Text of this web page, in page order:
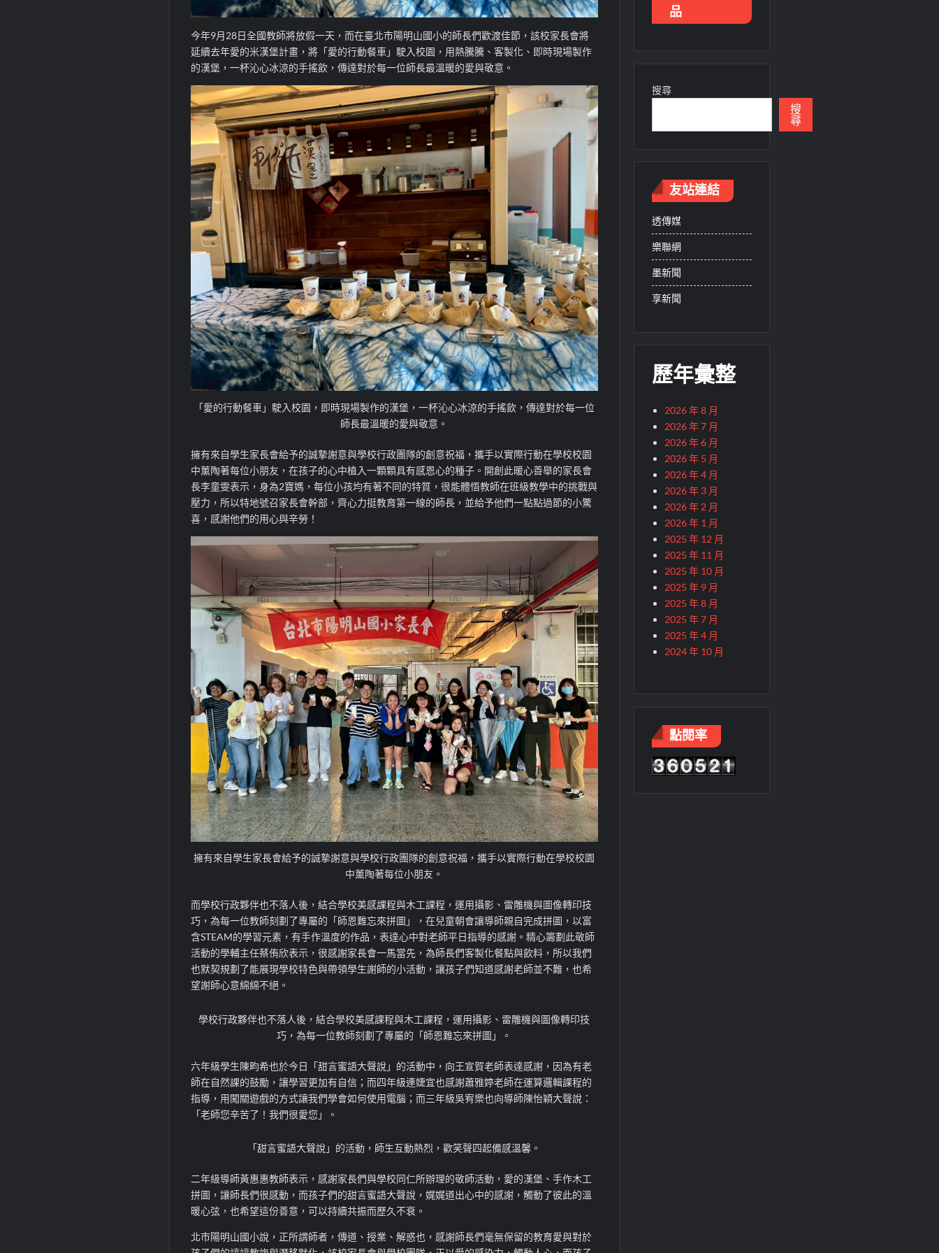
今年9月28日全國教師將放假一天，而在臺北市陽明山國小的師長們歡渡佳節，該校家長會將
延續去年愛的米漢堡計畫，將「愛的行動餐車」駛入校園，用熱騰騰、客製化、即時現場製作
的漢堡，一杯沁心冰涼的手搖飲，傳達對於每一位師長最溫暖的愛與敬意。
「愛的行動餐車」駛入校園，即時現場製作的漢堡，一杯沁心冰涼的手搖飲，傳達對於每一位
師長最溫暖的愛與敬意。
擁有來自學生家長會給予的誠摯謝意與學校行政團隊的創意祝福，攜手以實際行動在學校校園
中薰陶著每位小朋友，在孩子的心中植入一顆顆具有感恩心的種子。開創此暖心善舉的家長會
長李童雯表示，身為2寶媽，每位小孩均有著不同的特質，很能體悟教師在班級教學中的挑戰與
壓力，所以特地號召家長會幹部，齊心力挺教育第一線的師長，並給予他們一點點過節的小驚
喜，感謝他們的用心與辛勞！
擁有來自學生家長會給予的誠摯謝意與學校行政團隊的創意祝福，攜手以實際行動在學校校園
中薰陶著每位小朋友。
而學校行政夥伴也不落人後，結合學校美感課程與木工課程，運用攝影、雷雕機與圖像轉印技
巧，為每一位教師刻劃了專屬的「師恩難忘來拼圖」，在兒童朝會讓導師親自完成拼圖，以富
含STEAM的學習元素，有手作溫度的作品，表達心中對老師平日指導的感謝。精心籌劃此敬師
活動的學輔主任蔡侑欣表示，很感謝家長會一馬當先，為師長們客製化餐點與飲料，所以我們
也默契規劃了能展現學校特色與帶領學生謝師的小活動，讓孩子們知道感謝老師並不難，也希
望謝師心意綿綿不絕。
學校行政夥伴也不落人後，結合學校美感課程與木工課程，運用攝影、雷雕機與圖像轉印技
巧，為每一位教師刻劃了專屬的「師恩難忘來拼圖」。
六年級學生陳畇希也於今日「甜言蜜語大聲說」的活動中，向王宣賀老師表達感謝，因為有老
師在自然課的鼓勵，讓學習更加有自信；而四年級連婕宜也感謝蕭雅婷老師在運算邏輯課程的
指導，用闖關遊戲的方式讓我們學會如何使用電腦；而三年級吳宥樂也向導師陳怡穎大聲說：
「老師您辛苦了！我們很愛您」。
「甜言蜜語大聲說」的活動，師生互動熱烈，歡笑聲四起備感溫馨。
二年級導師黃惠惠教師表示，感謝家長們與學校同仁所辦理的敬師活動，愛的漢堡、手作木工
拼圖，讓師長們很感動，而孩子們的甜言蜜語大聲說，娓娓道出心中的感謝，觸動了彼此的溫
暖心弦，也希望這份善意，可以持續共振而歷久不衰。
北市陽明山國小說，正所謂師者，傳道、授業、解惑也，感謝師長們毫無保留的教育愛與對於
品
搜尋
搜
尋
友站連結
透傳媒
樂聯網
墨新聞
享新聞
歷年彙整
2026 年 8 月
2026 年 7 月
2026 年 6 月
2026 年 5 月
2026 年 4 月
2026 年 3 月
2026 年 2 月
2026 年 1 月
2025 年 12 月
2025 年 11 月
2025 年 10 月
2025 年 9 月
2025 年 8 月
2025 年 7 月
2025 年 4 月
2024 年 10 月
點閱率